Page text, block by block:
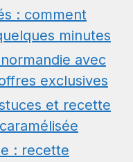
: comment
minutes
avec
exclusives
et recette
: recette